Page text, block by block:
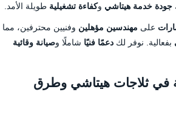
جودة خدمة هيتاشي وكفاءة تشغيلية طويلة الأمد.
على مهندسين مؤهلين وفنيين محترفين، مما
بفعالية. نوفر لك دعمًا فنيًا شاملًا وصيانة وقائية
في ثلاجات هيتاشي وطرق